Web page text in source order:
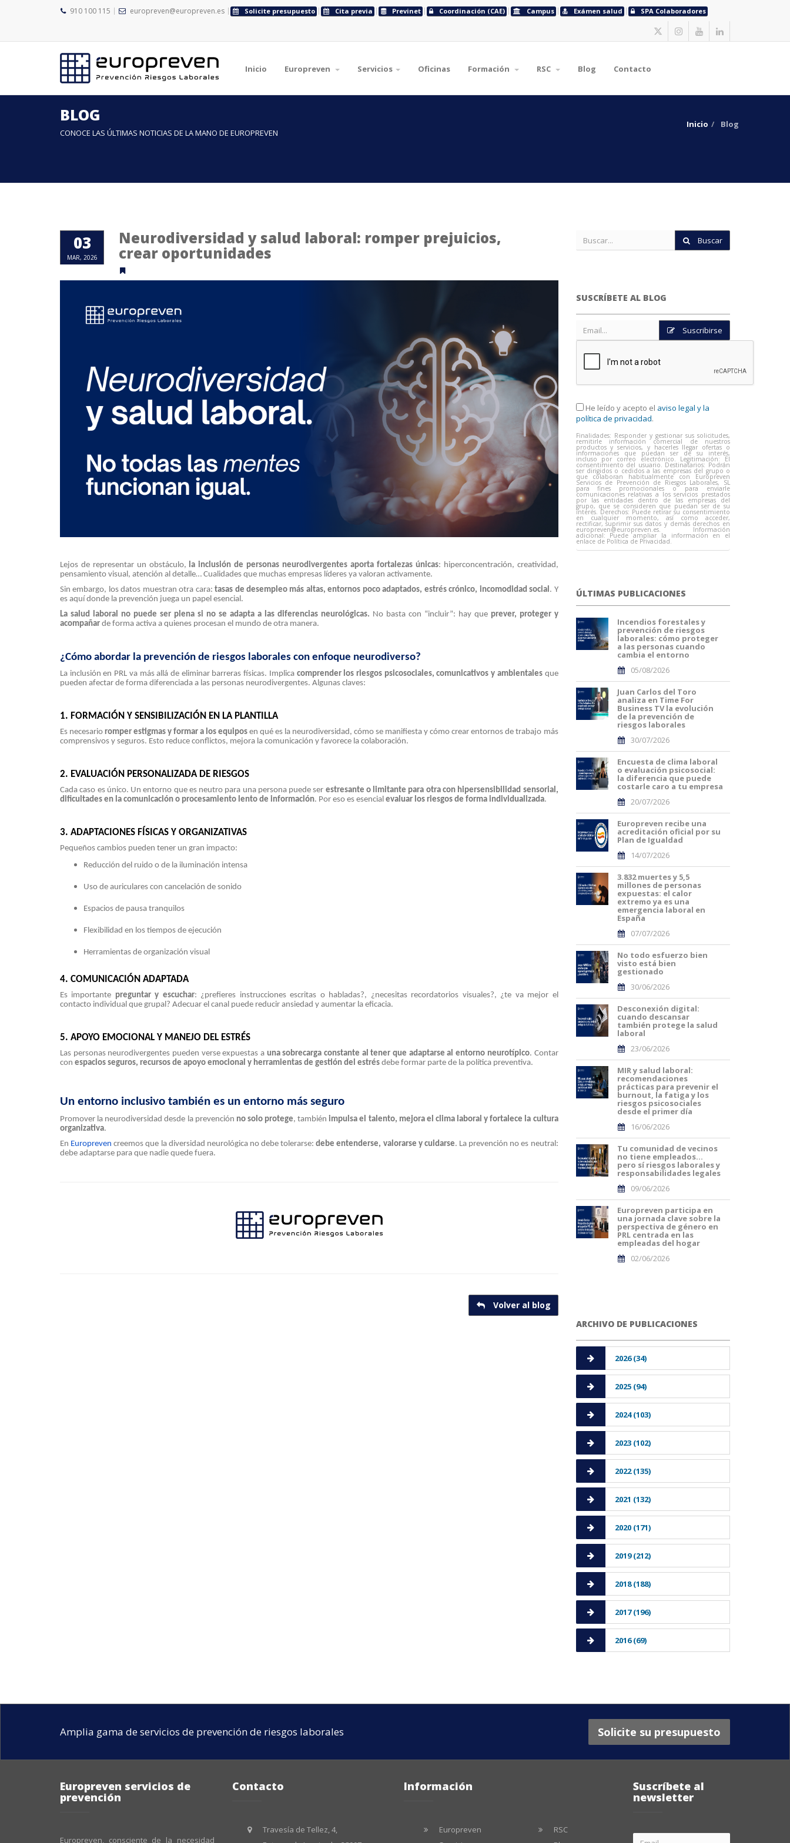
910 100 115 europreven@europreven.es Solicite presupuesto Cita previa Previnet Coordinación (CAE) Campus Exámen salud SPA Colaboradores
Inicio Europreven Servicios Oficinas Formación RSC Blog Contacto
BLOG
CONOCE LAS ÚLTIMAS NOTICIAS DE LA MANO DE EUROPREVEN
Inicio Blog
03
MAR, 2026
Neurodiversidad y salud laboral: romper prejuicios,
crear oportunidades
Lejos de representar un obstáculo, la inclusión de personas neurodivergentes aporta fortalezas únicas: hiperconcentración, creatividad,
pensamiento visual, atención al detalle… Cualidades que muchas empresas líderes ya valoran activamente.
Sin embargo, los datos muestran otra cara:tasas de desempleo más altas, entornos poco adaptados, estrés crónico, incomodidad social . Y
es aquí donde la prevención juega un papel esencial.
La salud laboral no puede ser plena si no se adapta a las diferencias neurológicas. No basta con “incluir”: hay que prever, proteger y
acompañar de forma activa a quienes procesan el mundo de otra manera.
¿Cómo abordar la prevención de riesgos laborales con enfoque neurodiverso?
La inclusión en PRL va más allá de eliminar barreras físicas. Implica comprender los riesgos psicosociales, comunicativos y ambientalesque
pueden afectar de forma diferenciada a las personas neurodivergentes. Algunas claves:
1. FORMACIÓN Y SENSIBILIZACIÓN EN LA PLANTILLA
Es necesarioromper estigmas y formar a los equipos en qué es la neurodiversidad, cómo se manifiesta y cómo crear entornos de trabajo más
comprensivos y seguros. Esto reduce conflictos, mejora la comunicación y favorece la colaboración.
2. EVALUACIÓN PERSONALIZADA DE RIESGOS
Cada caso es único. Un entorno que es neutro para una persona puede ser estresante o limitante para otra con hipersensibilidad sensorial,
dificultades en la comunicación o procesamiento lento de información. Por eso es esencial evaluar los riesgos de forma individualizada.
3. ADAPTACIONES FÍSICAS Y ORGANIZATIVAS
Pequeños cambios pueden tener un gran impacto:
Reducción del ruido o de la iluminación intensa
Uso de auriculares con cancelación de sonido
Espacios de pausa tranquilos
Flexibilidad en los tiempos de ejecución
Herramientas de organización visual
4. COMUNICACIÓN ADAPTADA
Es importante preguntar y escuchar: ¿prefieres instrucciones escritas o habladas?, ¿necesitas recordatorios visuales?, ¿te va mejor el
contacto individual que grupal? Adecuar el canal puede reducir ansiedad y aumentar la eficacia.
5. APOYO EMOCIONAL Y MANEJO DEL ESTRÉS
Las personas neurodivergentes pueden verse expuestas a una sobrecarga constante al tener que adaptarse al entorno neurotípico. Contar
con espacios seguros, recursos de apoyo emocional y herramientas de gestión del estrés debe formar parte de la política preventiva.
Un entorno inclusivo también es un entorno más seguro
Promover la neurodiversidad desde la prevención no solo protege, tambiénimpulsa el talento, mejora el clima laboral y fortalece la cultura
organizativa.
En Europrevencreemos que la diversidad neurológica no debe tolerarse:debe entenderse, valorarse y cuidarse. La prevención no es neutral:
debe adaptarse para que nadie quede fuera.
Volver al blog
Buscar
SUSCRÍBETE AL BLOG
Suscribirse
He leído y acepto el aviso legal y la
política de privacidad.
Finalidades: Responder y gestionar sus solicitudes,
remitirle información comercial de nuestros
productos y servicios, y hacerles llegar ofertas o
informaciones que puedan ser de su interés,
incluso por correo electrónico. Legitimación: El
consentimiento del usuario. Destinatarios: Podrán
ser dirigidos o cedidos a las empresas del grupo o
que colaboran habitualmente con Europreven
Servicios de Prevención de Riesgos Laborales, SL
para fines promocionales o para enviarle
comunicaciones relativas a los servicios prestados
por las entidades dentro de las empresas del
grupo, que se consideren que puedan ser de su
interés. Derechos: Puede retirar su consentimiento
en cualquier momento, así como acceder,
rectificar, suprimir sus datos y demás derechos en
europreven@europreven.es. Información
adicional: Puede ampliar la información en el
enlace de Política de Privacidad.
ÚLTIMAS PUBLICACIONES
Incendios forestales y
prevención de riesgos
laborales: cómo proteger
a las personas cuando
cambia el entorno
05/08/2026
Juan Carlos del Toro
analiza en Time For
Business TV la evolución
de la prevención de
riesgos laborales
30/07/2026
Encuesta de clima laboral
o evaluación psicosocial:
la diferencia que puede
costarle caro a tu empresa
20/07/2026
Europreven recibe una
acreditación oficial por su
Plan de Igualdad
14/07/2026
3.832 muertes y 5,5
millones de personas
expuestas: el calor
extremo ya es una
emergencia laboral en
España
07/07/2026
No todo esfuerzo bien
visto está bien
gestionado
30/06/2026
Desconexión digital:
cuando descansar
también protege la salud
laboral
23/06/2026
MIR y salud laboral:
recomendaciones
prácticas para prevenir el
burnout, la fatiga y los
riesgos psicosociales
desde el primer día
16/06/2026
Tu comunidad de vecinos
no tiene empleados…
pero sí riesgos laborales y
responsabilidades legales
09/06/2026
Europreven participa en
una jornada clave sobre la
perspectiva de género en
PRL centrada en las
empleadas del hogar
02/06/2026
ARCHIVO DE PUBLICACIONES
2026 (34)
2025 (94)
2024 (103)
2023 (102)
2022 (135)
2021 (132)
2020 (171)
2019 (212)
2018 (188)
2017 (196)
2016 (69)
Amplia gama de servicios de prevención de riesgos laborales Solicite su presupuesto
Europreven servicios de
prevención
Europreven, consciente de la necesidad
Contacto
Travesía de Tellez, 4,
Información
Europreven
RSC
Suscríbete al
newsletter